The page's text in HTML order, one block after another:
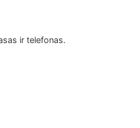
ir telefonas.